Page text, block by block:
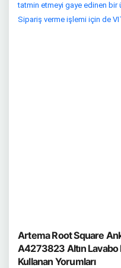
tatmin etmeyi gaye edinen bir
Sipariş verme işlemi için de
Artema Root Square
A4273823 Altın Lavabo
Kullanan Yorumları